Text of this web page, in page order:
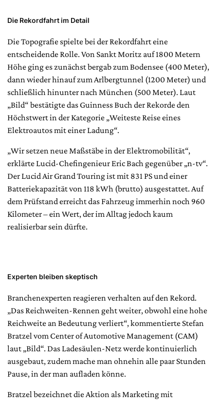
Die Rekordfahrt im Detail
Die Topografie spielte bei der Rekordfahrt eine
entscheidende Rolle. Von Sankt Moritz auf 1800 Metern
Höhe ging es zunächst bergab zum Bodensee (400 Meter),
dann wieder hinauf zum Arlbergtunnel (1200 Meter) und
schließlich hinunter nach München (500 Meter). Laut
„Bild“ bestätigte das Guinness Buch der Rekorde den
Höchstwert in der Kategorie „Weiteste Reise eines
Elektroautos mit einer Ladung“.
„Wir setzen neue Maßstäbe in der Elektromobilität“,
erklärte Lucid-Chefingenieur Eric Bach gegenüber „n-tv“.
Der Lucid Air Grand Touring ist mit 831 PS und einer
Batteriekapazität von 118 kWh (brutto) ausgestattet. Auf
dem Prüfstand erreicht das Fahrzeug immerhin noch 960
Kilometer – ein Wert, der im Alltag jedoch kaum
realisierbar sein dürfte.
Experten bleiben skeptisch
Branchenexperten reagieren verhalten auf den Rekord.
„Das Reichweiten-Rennen geht weiter, obwohl eine hohe
Reichweite an Bedeutung verliert“, kommentierte Stefan
Bratzel vom Center of Automotive Management (CAM)
laut „Bild“. Das Ladesäulen-Netz werde kontinuierlich
ausgebaut, zudem mache man ohnehin alle paar Stunden
Pause, in der man aufladen könne.
Bratzel bezeichnet die Aktion als Marketing mit